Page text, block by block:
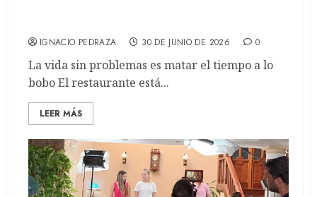
IGNACIO PEDRAZA 30 DE JUNIO DE 2026 0
La vida sin problemas es matar el tiempo a lo
bobo El restaurante está...
LEER MÁS